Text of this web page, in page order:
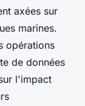
axées sur
marines.
opérations
de données
l'impact